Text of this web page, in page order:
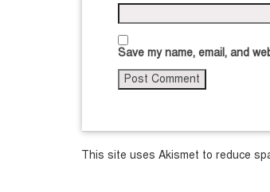
Save my name, email, and
This site uses Akismet to reduce